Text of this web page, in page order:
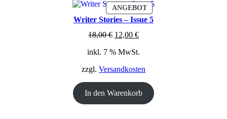
ANGEBOTPRODUKT
IM
ANGEBOT
Writer Stories – Issue 5
18,00€ Ursprünglicher
war:
12,00 €Aktueller
ist:
inkl. 7 % MwSt.
zzgl. Versandkosten
In den Warenkorb